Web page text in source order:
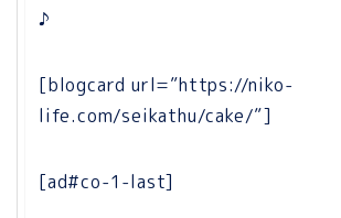
♪
[blogcard url=”https://niko-
life.com/seikathu/cake/”]
[ad#co-1-last]